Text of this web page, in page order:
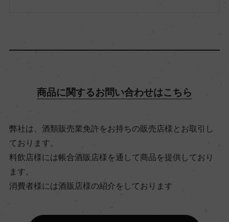
ビオディナミ, 認証無
ー
コンクール入賞歴
商品に関するお問い合わせはこちら
弊社は、酒類販売業免許をお持ちの販売店様とお取引し
ております。
料飲店様には帳合酒販店様を通して商品を提供しており
ます。
消費者様には酒販店様の紹介をしております